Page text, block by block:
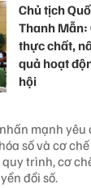
Chủ tịch
Thanh Mẫn:
thực chất,
quả hoạt
hội
mạnh
số và cơ
trình, cơ
đổi số.